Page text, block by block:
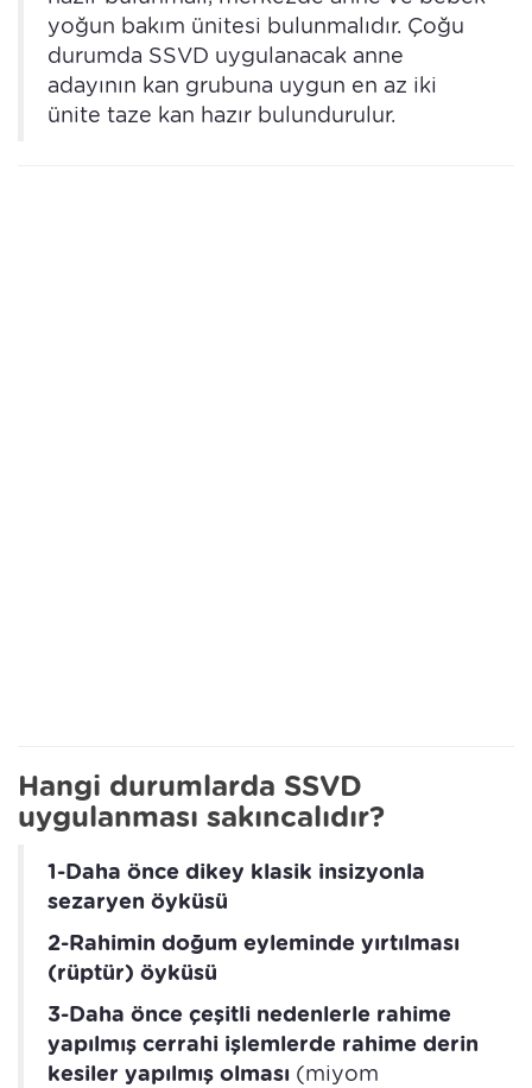
yoğun bakım ünitesi bulunmalıdır. Çoğu
durumda SSVD uygulanacak anne
adayının kan grubuna uygun en az iki
ünite taze kan hazır bulundurulur.
Hangi durumlarda SSVD
uygulanması sakıncalıdır?
1-Daha önce dikey klasik insizyonla
sezaryen öyküsü
2-Rahimin doğum eyleminde yırtılması
(rüptür) öyküsü
3-Daha önce çeşitli nedenlerle rahime
yapılmış cerrahi işlemlerde rahime derin
kesiler yapılmış olması (miyom